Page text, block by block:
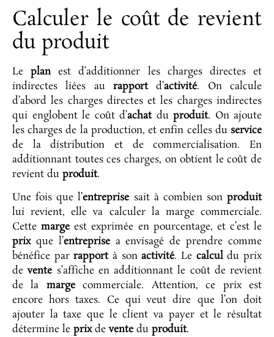
Calculer le coût de revient
du produit
Leplanest d’additionner les charges directes et
indirectes liées au rapportd’activité. On calcule
d’abord les charges directes et les charges indirectes
qui englobent le coût d’achatdu produit. On ajoute
les charges de la production, et enfin celles du service
de la distribution et de commercialisation. En
additionnant toutes ces charges, on obtient le coût de
revient du produit.
Une fois que l’entreprise sait à combien son produit
lui revient, elle va calculer la marge commerciale.
Cettemargeest exprimée en pourcentage, et c’est le
prixque l’entreprisea envisagé de prendre comme
bénéfice parrapportà sonactivité. Le calculdu prix
deventes’affiche en additionnant le coût de revient
de la margecommerciale. Attention, ce prix est
encore hors taxes. Ce qui veut dire que l’on doit
ajouter la taxe que le client va payer et le résultat
détermine le prixdeventedu produit.